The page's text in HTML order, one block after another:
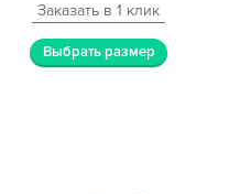
Заказать в 1 клик
Выбрать размер